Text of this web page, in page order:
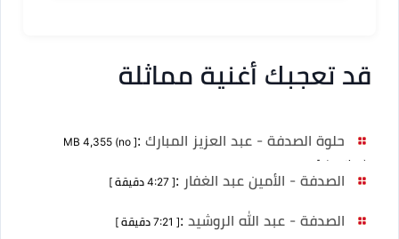
قد تعجبك أغنية مماثلة
حلوة الصدفة - عبد العزيز المبارك :
[ MB 4,355 (no
duration) ]
الصدفة - الأمين عبد الغفار :[ 4:27 دقيقة ]
الصدفة - عبد الله الروشيد :[ 7:21 دقيقة ]